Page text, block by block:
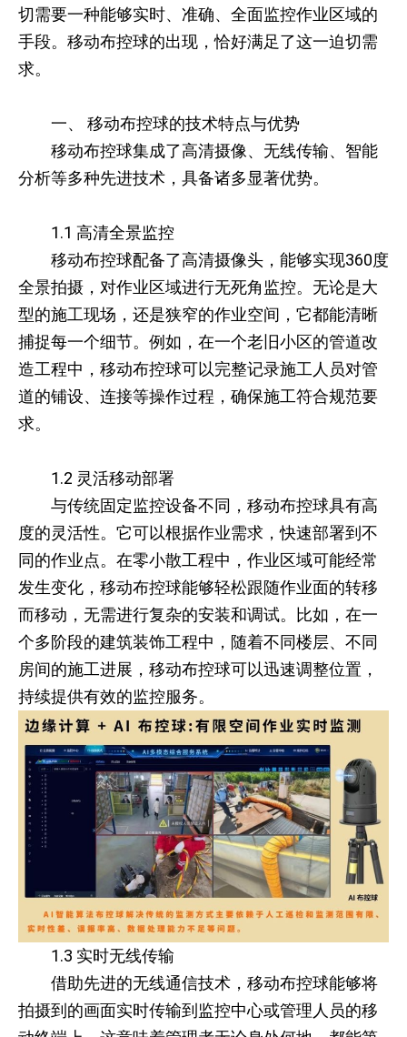
切需要一种能够实时、准确、全面监控作业区域的
手段。移动布控球的出现，恰好满足了这一迫切需
求。
一、 移动布控球的技术特点与优势
移动布控球集成了高清摄像、无线传输、智能
分析等多种先进技术，具备诸多显著优势。
1.1 高清全景监控
移动布控球配备了高清摄像头，能够实现360度
全景拍摄，对作业区域进行无死角监控。无论是大
型的施工现场，还是狭窄的作业空间，它都能清晰
捕捉每一个细节。例如，在一个老旧小区的管道改
造工程中，移动布控球可以完整记录施工人员对管
道的铺设、连接等操作过程，确保施工符合规范要
求。
1.2 灵活移动部署
与传统固定监控设备不同，移动布控球具有高
度的灵活性。它可以根据作业需求，快速部署到不
同的作业点。在零小散工程中，作业区域可能经常
发生变化，移动布控球能够轻松跟随作业面的转移
而移动，无需进行复杂的安装和调试。比如，在一
个多阶段的建筑装饰工程中，随着不同楼层、不同
房间的施工进展，移动布控球可以迅速调整位置，
持续提供有效的监控服务。
1.3 实时无线传输
借助先进的无线通信技术，移动布控球能够将
拍摄到的画面实时传输到监控中心或管理人员的移